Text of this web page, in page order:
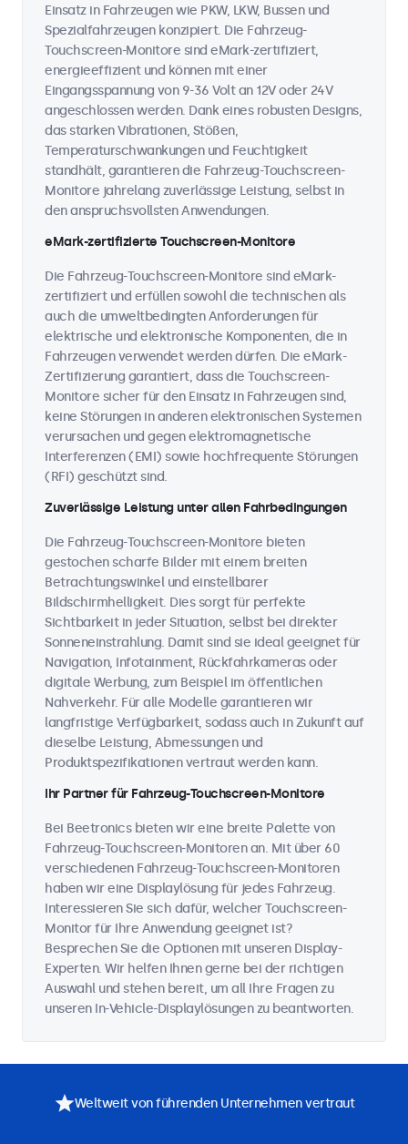
Einsatz in Fahrzeugen wie PKW, LKW, Bussen und
Spezialfahrzeugen konzipiert. Die Fahrzeug-
Touchscreen-Monitore sind eMark-zertifiziert,
energieeffizient und können mit einer
Eingangsspannung von 9-36 Volt an 12V oder 24V
angeschlossen werden. Dank eines robusten Designs,
das starken Vibrationen, Stößen,
Temperaturschwankungen und Feuchtigkeit
standhält, garantieren die Fahrzeug-Touchscreen-
Monitore jahrelang zuverlässige Leistung, selbst in
den anspruchsvollsten Anwendungen.
eMark-zertifizierte Touchscreen-Monitore
Die Fahrzeug-Touchscreen-Monitore sind eMark-
zertifiziert und erfüllen sowohl die technischen als
auch die umweltbedingten Anforderungen für
elektrische und elektronische Komponenten, die in
Fahrzeugen verwendet werden dürfen. Die eMark-
Zertifizierung garantiert, dass die Touchscreen-
Monitore sicher für den Einsatz in Fahrzeugen sind,
keine Störungen in anderen elektronischen Systemen
verursachen und gegen elektromagnetische
Interferenzen (EMI) sowie hochfrequente Störungen
(RFI) geschützt sind.
Zuverlässige Leistung unter allen Fahrbedingungen
Die Fahrzeug-Touchscreen-Monitore bieten
gestochen scharfe Bilder mit einem breiten
Betrachtungswinkel und einstellbarer
Bildschirmhelligkeit. Dies sorgt für perfekte
Sichtbarkeit in jeder Situation, selbst bei direkter
Sonneneinstrahlung. Damit sind sie ideal geeignet für
Navigation, Infotainment, Rückfahrkameras oder
digitale Werbung, zum Beispiel im öffentlichen
Nahverkehr. Für alle Modelle garantieren wir
langfristige Verfügbarkeit, sodass auch in Zukunft auf
dieselbe Leistung, Abmessungen und
Produktspezifikationen vertraut werden kann.
Ihr Partner für Fahrzeug-Touchscreen-Monitore
Bei Beetronics bieten wir eine breite Palette von
Fahrzeug-Touchscreen-Monitoren an. Mit über 60
verschiedenen Fahrzeug-Touchscreen-Monitoren
haben wir eine Displaylösung für jedes Fahrzeug.
Interessieren Sie sich dafür, welcher Touchscreen-
Monitor für Ihre Anwendung geeignet ist?
Besprechen Sie die Optionen mit unseren Display-
Experten. Wir helfen Ihnen gerne bei der richtigen
Auswahl und stehen bereit, um all Ihre Fragen zu
unseren In-Vehicle-Displaylösungen zu beantworten.
Weltweit von führenden Unternehmen vertraut